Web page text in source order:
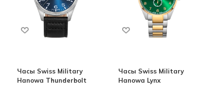
Часы Swiss Military
Hanowa Thunderbolt
Часы Swiss Military
Hanowa Lynx